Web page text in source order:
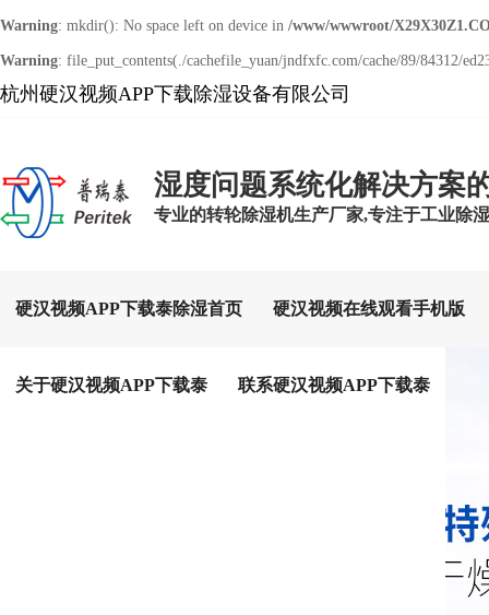
Warning: mkdir(): No space left on device in /www/wwwroot/
Warning: file_put_contents(./cachefile_yuan/jndfxfc.com/cache/89/84312/
杭州硬汉视频APP下载除湿设备有限公司
湿度问题系统化解决方案
专业的转轮除湿机生产厂家,专注于工业除
硬汉视频APP下载泰除湿首页 硬汉视频在线观看手机版
关于硬汉视频APP下载泰 联系硬汉视频APP下载泰